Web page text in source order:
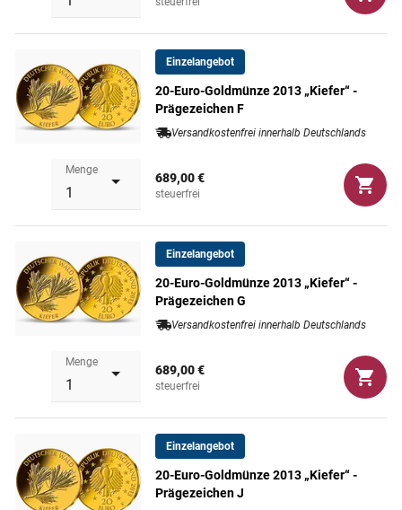
Einzelangebot
20-Euro-Goldmünze 2013 „Kiefer“ -
Prägezeichen F
Versandkostenfrei innerhalb Deutschlands
Menge
689,00 €
steuerfrei
Einzelangebot
20-Euro-Goldmünze 2013 „Kiefer“ -
Prägezeichen G
Versandkostenfrei innerhalb Deutschlands
Menge
689,00 €
steuerfrei
Einzelangebot
20-Euro-Goldmünze 2013 „Kiefer“ -
Prägezeichen J